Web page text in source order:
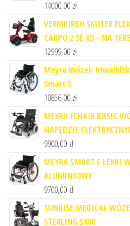
14000,00 zł
VERMEIREN SKUTER
CARPO 2 SE XD - NA
12999,00 zł
Meyra Wózek
Smart S
10856,00 zł
MEYRA ICHAIR BASIC
NAPĘDZIE
9900,00 zł
MEYRA SMART F LEKKI
ALUMINIOWY
9700,00 zł
SUNRISE MEDICAL
STERLING S400